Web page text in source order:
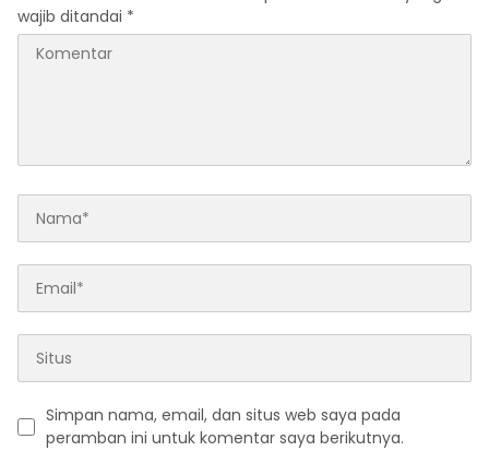
wajib ditandai *
Simpan nama, email, dan situs web saya pada
peramban ini untuk komentar saya berikutnya.